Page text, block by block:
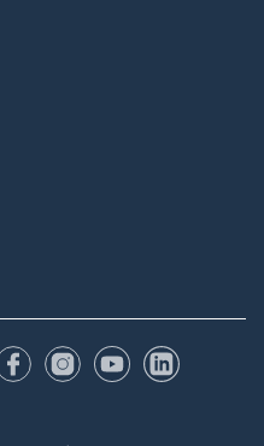
FacebookInstagram
YouTubeLinkedIn